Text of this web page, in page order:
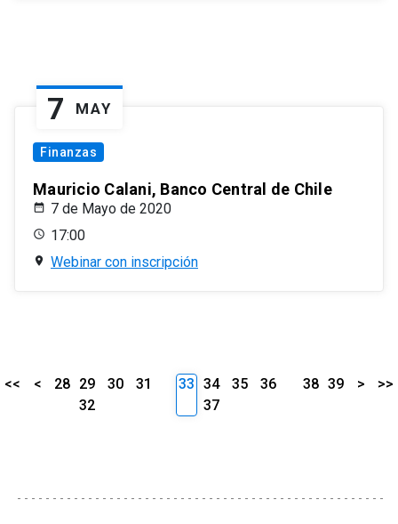
7 MAY
Finanzas
Mauricio Calani, Banco Central de Chile
7 de Mayo de 2020
17:00
Webinar con inscripción
<< < 28 29 30
31
32
33 34 35
36
37
38 39 > >>